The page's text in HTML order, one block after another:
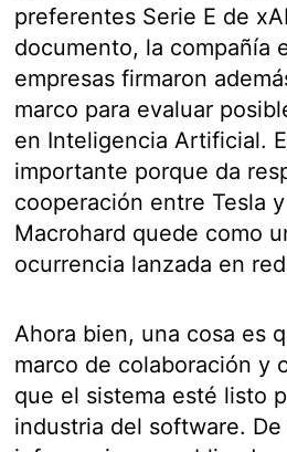
preferentes Serie E de
documento, la compañía
empresas firmaron
marco para evaluar
en Inteligencia Artificial.
importante porque da
cooperación entre Tesla
Macrohard quede como
ocurrencia lanzada en
Ahora bien, una cosa es
marco de colaboración y
que el sistema esté listo
industria del software.